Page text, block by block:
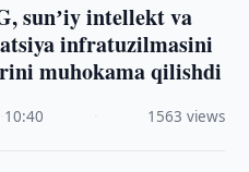
sunʼiy intellekt va
infratuzilmasini
muhokama qilishdi
10:40 1563 views